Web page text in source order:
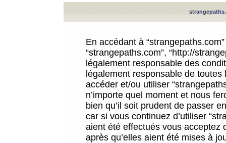
En accédant à
“strangepaths.com”, “http://
légalement responsable des
légalement responsable de
accéder et/ou utiliser
n’importe quel moment et nous
bien qu’il soit prudent de passer
car si vous continuez d’utiliser
aient été effectués vous acceptez
après qu’elles aient été mises à